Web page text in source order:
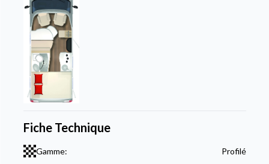
Fiche Technique
Gamme: Profilé